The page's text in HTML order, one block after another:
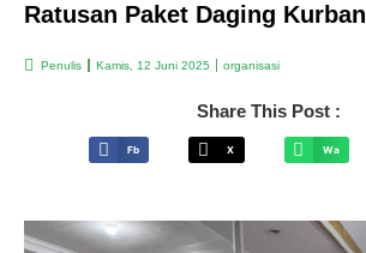
Ratusan Paket Daging Kurban
Penulis Kamis, 12 Juni 2025 organisasi
Share This Post :
Fb X Wa